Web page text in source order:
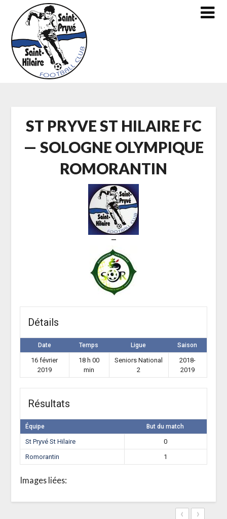
content
ST PRYVE ST HILAIRE FC
— SOLOGNE OLYMPIQUE
ROMORANTIN
—
Détails
Date Temps Ligue Saison
16 février
2019
18 h 00
min
Seniors National
2
2018-
2019
Résultats
Équipe But du match
St Pryvé St Hilaire
0
Romorantin
1
Images liées:
‹ ›